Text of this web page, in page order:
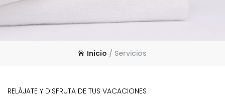
Inicio / Servicios
RELÁJATE Y DISFRUTA DE TUS VACACIONES